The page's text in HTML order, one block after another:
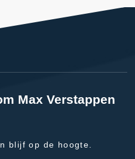
Max Verstappen
blijf op de hoogte.